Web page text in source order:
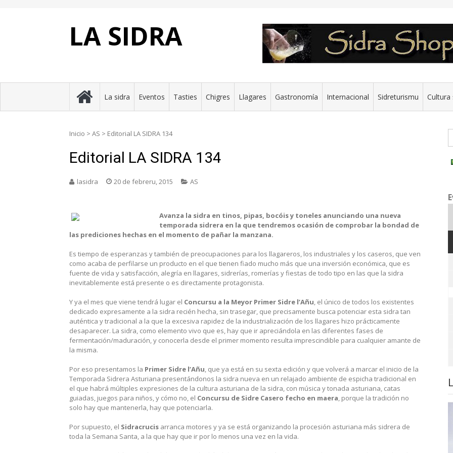
LA SIDRA
La sidra Eventos Tasties Chigres Llagares Gastronomía Internacional Sidreturismu Cultura
Inicio > AS > Editorial LA SIDRA 134
Editorial LA SIDRA 134
lasidra 20 de febreru, 2015 AS
Avanza la sidra en tinos, pipas, bocóis y toneles anunciando una nueva
temporada sidrera en la que tendremos ocasión de comprobar la bondad de
las prediciones hechas en el momento de pañar la manzana.
Es tiempo de esperanzas y también de preocupaciones para los llagareros, los industriales y los caseros, que ven
como acaba de perfilarse un producto en el que tienen fiado mucho más que una inversión económica, que es
fuente de vida y satisfacción, alegría en llagares, sidrerías, romerías y fiestas de todo tipo en las que la sidra
inevitablemente está presente o es directamente protagonista.
Y ya el mes que viene tendrá lugar el Concursu a la Meyor Primer Sidre l’Añu, el único de todos los existentes
dedicado expresamente a la sidra recién hecha, sin trasegar, que precisamente busca potenciar esta sidra tan
auténtica y tradicional a la que la excesiva rapidez de la industrialización de los llagares hizo prácticamente
desaparecer. La sidra, como elemento vivo que es, hay que ir apreciándola en las diferentes fases de
fermentación/maduración, y conocerla desde el primer momento resulta imprescindible para cualquier amante de
la misma.
Por eso presentamos la Primer Sidre l’Añu, que ya está en su sexta edición y que volverá a marcar el inicio de la
Temporada Sidrera Asturiana presentándonos la sidra nueva en un relajado ambiente de espicha tradicional en
el que habrá múltiples expresiones de la cultura asturiana de la sidra, con música y tonada asturiana, catas
guiadas, juegos para niños, y cómo no, el Concursu de Sidre Casero fecho en maera, porque la tradición no
solo hay que mantenerla, hay que potenciarla.
Por supuesto, el Sidracrucis arranca motores y ya se está organizando la procesión asturiana más sidrera de
toda la Semana Santa, a la que hay que ir por lo menos una vez en la vida.